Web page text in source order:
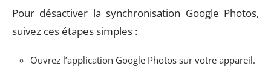
Pour désactiver la synchronisation Google Photos,
suivez ces étapes simples :
Ouvrez l’application Google Photos sur votre appareil.